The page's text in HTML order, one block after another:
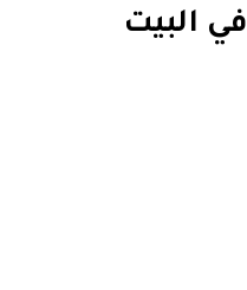
البيت